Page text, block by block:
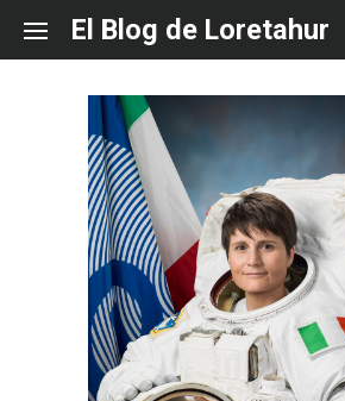
content
El Blog de Loretahur